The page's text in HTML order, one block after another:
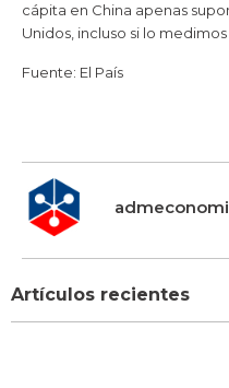
cápita en China apenas
Unidos, incluso si lo
Fuente: El País
Artículos recientes